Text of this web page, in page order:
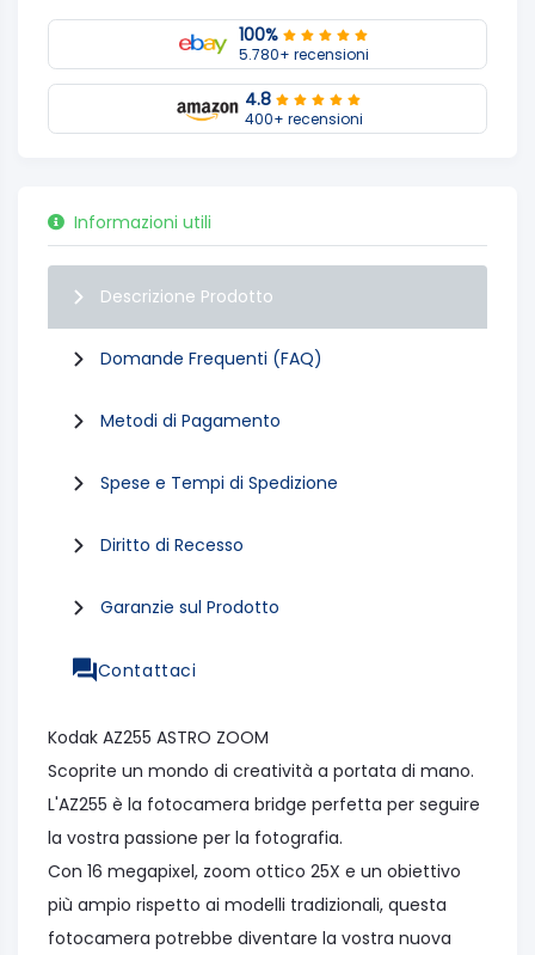
100%
5.780+ recensioni
4.8
400+ recensioni
Informazioni utili
Descrizione Prodotto
Domande Frequenti (FAQ)
Metodi di Pagamento
Spese e Tempi di Spedizione
Diritto di Recesso
Garanzie sul Prodotto
Contattaci
Kodak AZ255 ASTRO ZOOM
Scoprite un mondo di creatività a portata di mano.
L'AZ255 è la fotocamera bridge perfetta per seguire
la vostra passione per la fotografia.
Con 16 megapixel, zoom ottico 25X e un obiettivo
più ampio rispetto ai modelli tradizionali, questa
fotocamera potrebbe diventare la vostra nuova